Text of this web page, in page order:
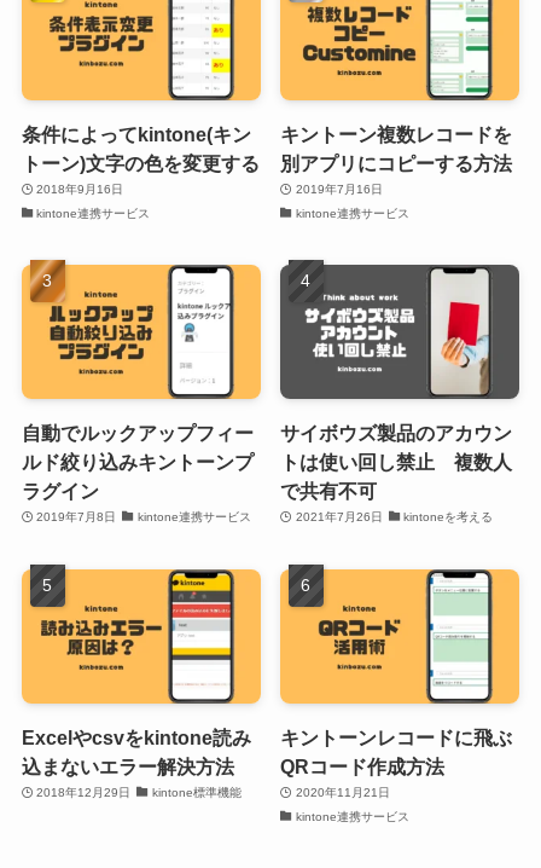
条件によってkintone(キン
トーン)文字の色を変更する
2018年9月16日
kintone連携サービス
キントーン複数レコードを
別アプリにコピーする方法
2019年7月16日
kintone連携サービス
自動でルックアップフィー
ルド絞り込みキントーンプ
ラグイン
2019年7月8日 kintone連携サービス
サイボウズ製品のアカウン
トは使い回し禁止 複数人
で共有不可
2021年7月26日 kintoneを考える
Excelやcsvをkintone読み
込まないエラー解決方法
2018年12月29日 kintone標準機能
キントーンレコードに飛ぶ
QRコード作成方法
2020年11月21日
kintone連携サービス